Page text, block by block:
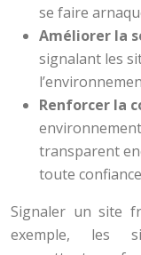
se faire
Améliorer la
signalant les
Renforcer la
transparent
toute
Signaler un site
exemple, les